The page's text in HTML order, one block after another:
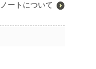
ートについて